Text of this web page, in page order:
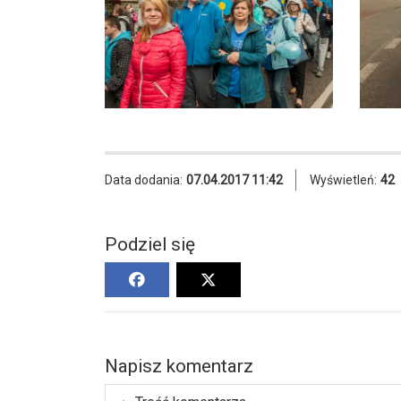
Data dodania: 07.04.2017 11:42 Wyświetleń: 42
Podziel się
Napisz komentarz